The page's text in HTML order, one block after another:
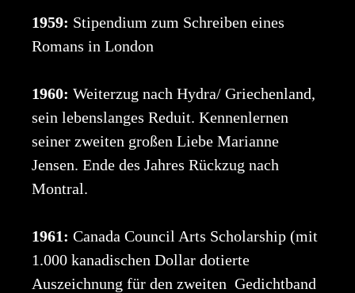
1959: Stipendium zum Schreiben eines
Romans in London
1960: Weiterzug nach Hydra/ Griechenland,
sein lebenslanges Reduit. Kennenlernen
seiner zweiten großen Liebe Marianne
Jensen. Ende des Jahres Rückzug nach
Montral.
1961: Canada Council Arts Scholarship (mit
1.000 kanadischen Dollar dotierte
Auszeichnung für den zweiten Gedichtband